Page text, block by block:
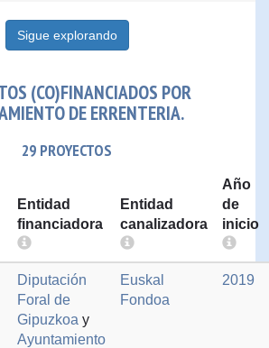
Sigue explorando
(CO)FINANCIADOS POR
DE ERRENTERIA.
29 PROYECTOS
Entidad
financiadora
Entidad
canalizadora
Año
de
inicio
Diputación
Foral de
Gipuzkoa y
Ayuntamiento
Euskal
Fondoa
2019